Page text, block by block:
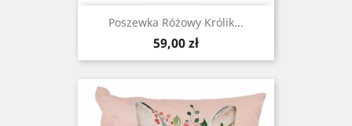
Poszewka Różowy Królik...
Cena
59,00 zł